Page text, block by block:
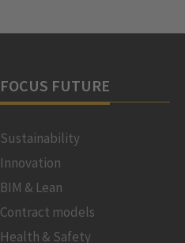
FOCUS FUTURE
Sustainability
Innovation
BIM & Lean
Contract models
Health & Safety